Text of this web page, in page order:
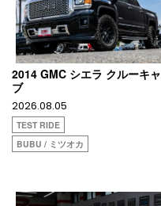
2014 GMC シエラ クルーキャ
ブ
2026.08.05
TEST RIDE
BUBU / ミツオカ